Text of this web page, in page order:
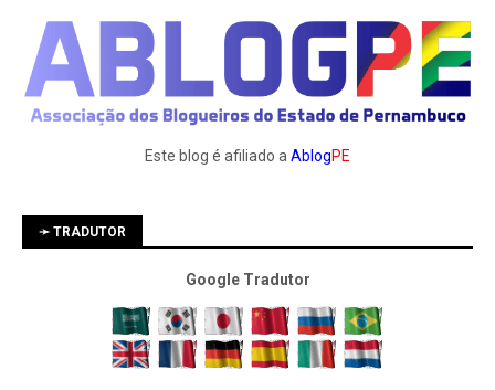
Este blog é afiliado aAblogPE
➛ TRADUTOR
Google Tradutor